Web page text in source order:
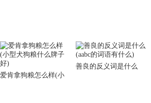
爱肯拿狗粮怎么样(小
善良的反义词是什么